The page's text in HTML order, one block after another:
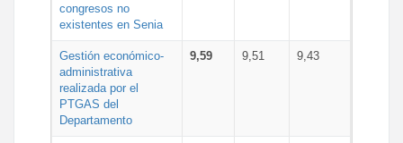
congresos no
existentes en Senia
Gestión económico-
administrativa
realizada por el
PTGAS del
Departamento
9,59 9,51 9,43